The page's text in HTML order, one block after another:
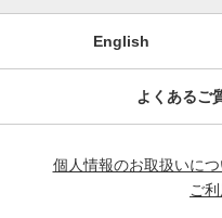
English
よくあるご
個人情報のお取扱いに
ご